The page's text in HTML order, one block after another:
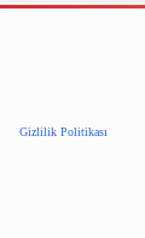
Gizlilik Politikası